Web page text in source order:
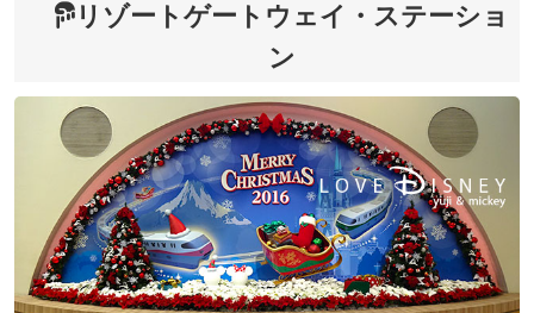
リゾートゲートウェイ・ステーショ
ン